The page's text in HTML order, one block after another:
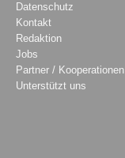
Datenschutz
Kontakt
Redaktion
Jobs
Partner / Kooperationen
Unterstützt uns